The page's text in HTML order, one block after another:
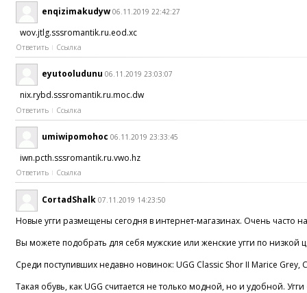
enqizimakudyw 06.11.2019 22:42:27
wov.jtlg.sssromantik.ru.eod.xc
Ответить Ссылка
eyutooludunu 06.11.2019 23:03:07
nix.rybd.sssromantik.ru.moc.dw
Ответить Ссылка
umiwipomohoc 06.11.2019 23:33:45
iwn.pcth.sssromantik.ru.vwo.hz
Ответить Ссылка
CortadShalk 07.11.2019 14:23:50
Новые угги размещены сегодня в интернет-магазинах. Очень часто
Вы можете подобрать для себя мужские или женские угги по низкой
Среди поступивших недавно новинок: UGG Classic Shor II Marice
Такая обувь, как UGG считается не только модной, но и удобной.